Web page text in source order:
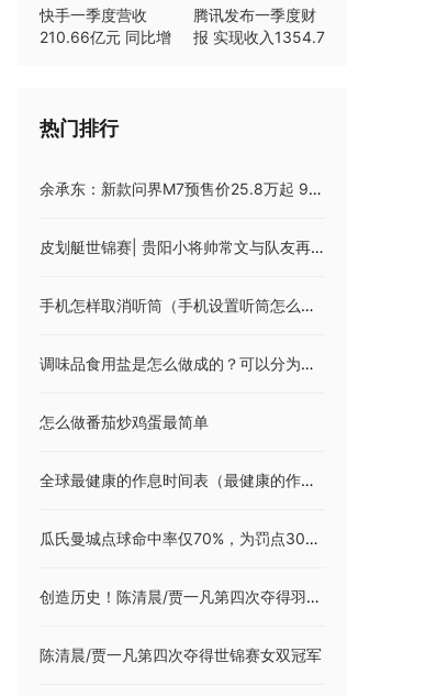
快手一季度营收
210.66亿元 同比增
腾讯发布一季度财
报 实现收入1354.7
热门排行
余承东：新款问界M7预售价25.8万起 9月12日上市
皮划艇世锦赛| 贵阳小将帅常文与队友再夺金牌
手机怎样取消听筒（手机设置听筒怎么取消）
调味品食用盐是怎么做成的？可以分为多少种？有必要抢购吗？
怎么做番茄炒鸡蛋最简单
全球最健康的作息时间表（最健康的作息时间表）
瓜氏曼城点球命中率仅70%，为罚点30次以上英超球队中最低
创造历史！陈清晨/贾一凡第四次夺得羽毛球世锦赛女双冠军
陈清晨/贾一凡第四次夺得世锦赛女双冠军